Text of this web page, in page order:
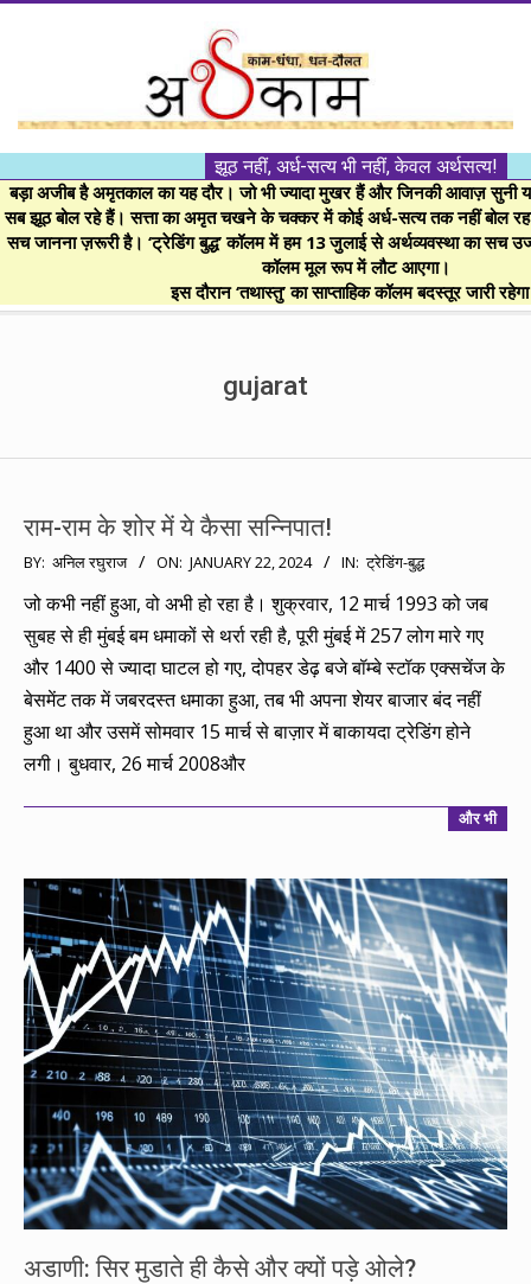
।।
अर्थकाम।।
BE
FINANCIALLY
झूठ नहीं, अर्ध-सत्य भी नहीं, केवल अर्थसत्य!
बड़ा अजीब है अमृतकाल का यह दौर। जो भी ज्यादा मुखर हैं और जिनकी आवाज़ सुनी
सब झूठ बोल रहे हैं। सत्ता का अमृत चखने के चक्कर में कोई अर्ध-सत्य तक नहीं बोल
सच जानना ज़रूरी है। ‘ट्रेडिंग बुद्ध’ कॉलम में हम 13 जुलाई से अर्थव्यवस्था का सच
कॉलम मूल रूप में लौट आएगा।
इस दौरान ‘तथास्तु’ का साप्ताहिक कॉलम बदस्तूर जारी
gujarat
राम-राम के शोर में ये कैसा सन्निपात!
2024-
01-
BY: अनिल रघुराज ON: JANUARY 22, 2024 IN: ट्रेडिंग-बुद्ध
जो कभी नहीं हुआ, वो अभी हो रहा है। शुक्रवार, 12 मार्च 1993 को जब
सुबह से ही मुंबई बम धमाकों से थर्रा रही है, पूरी मुंबई में 257 लोग मारे गए
और 1400 से ज्यादा घाटल हो गए, दोपहर डेढ़ बजे बॉम्बे स्टॉक एक्सचेंज के
बेसमेंट तक में जबरदस्त धमाका हुआ, तब भी अपना शेयर बाजार बंद नहीं
हुआ था और उसमें सोमवार 15 मार्च से बाज़ार में बाकायदा ट्रेडिंग होने
लगी। बुधवार, 26 मार्च 2008और
और भी
अडाणी: सिर मुडाते ही कैसे और क्यों पड़े ओले?